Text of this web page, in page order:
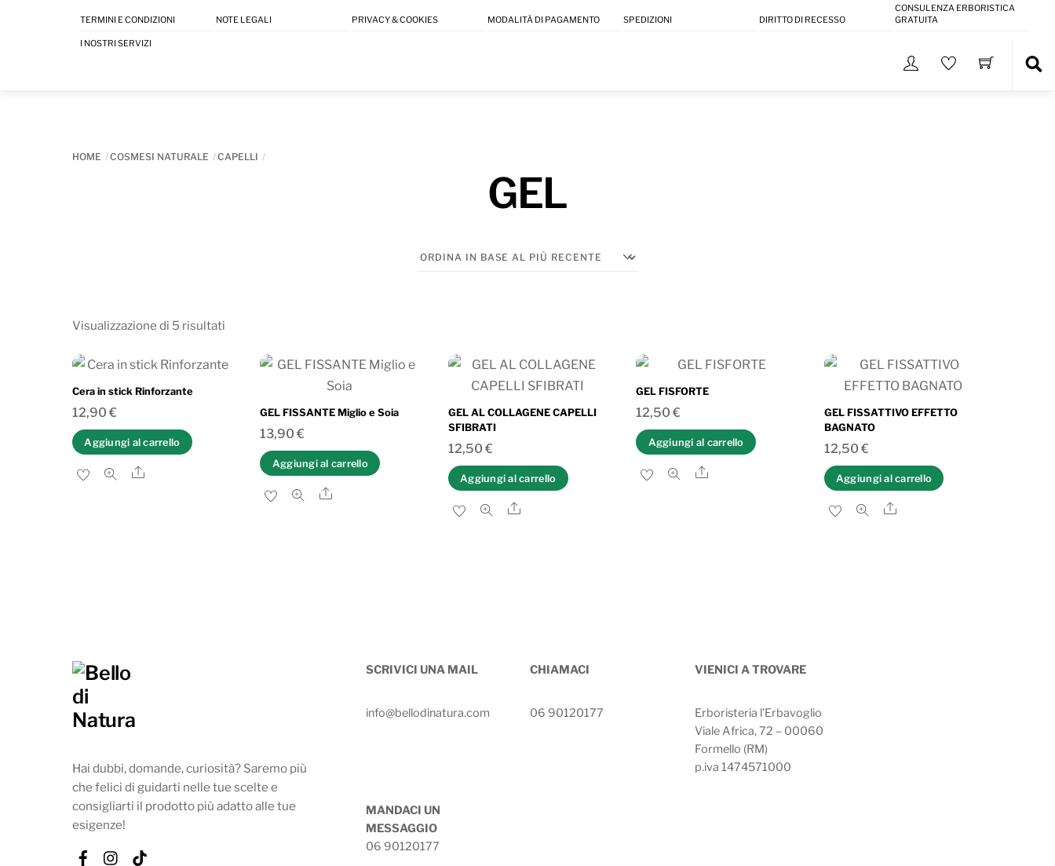
TERMINI E CONDIZIONI NOTE LEGALI PRIVACY & COOKIES MODALITÀ DI PAGAMENTO SPEDIZIONI DIRITTO DI RECESSO
CONSULENZA ERBORISTICA
GRATUITA
I NOSTRI SERVIZI
HOME COSMESI NATURALE CAPELLI
GEL
Visualizzazione di 5 risultati
base
recente
Cera in stick Rinforzante
12,90 €
Aggiungi al carrello
Share
GEL FISSANTE Miglio e Soia
13,90€
Aggiungi al carrello
Share
GEL AL COLLAGENE CAPELLI
SFIBRATI
12,50 €
Aggiungi al carrello
Share
GEL FISFORTE
12,50€
Aggiungi al carrello
Share
GEL FISSATTIVO EFFETTO
BAGNATO
12,50 €
Aggiungi al carrello
Share
Hai dubbi, domande, curiosità? Saremo più
che felici di guidarti nelle tue scelte e
consigliarti il prodotto più adatto alle tue
esigenze!
FacebookInstagram
SCRIVICI UNA MAIL
info@bellodinatura.com
CHIAMACI
06 90120177
VIENICI A TROVARE
Erboristeria l’Erbavoglio
Viale Africa, 72 – 00060
Formello (RM)
p.iva 1474571000
MANDACI UN
MESSAGGIO
06 90120177